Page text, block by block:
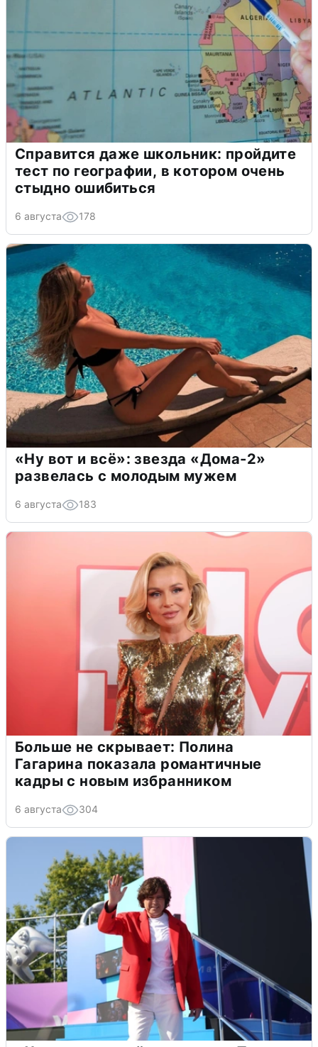
Справится даже школьник: пройдите
тест по географии, в котором очень
стыдно ошибиться
6 августа 178
«Ну вот и всё»: звезда «Дома-2»
развелась с молодым мужем
6 августа 183
Больше не скрывает: Полина
Гагарина показала романтичные
кадры с новым избранником
6 августа 304